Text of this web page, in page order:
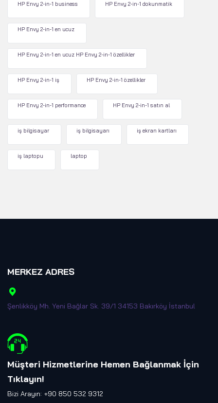
HP Envy 2-in-1 business HP Envy 2-in-1 dokunmatik
HP Envy 2-in-1 en ucuz
HP Envy 2-in-1 en ucuz HP Envy 2-in-1 özellikler
HP Envy 2-in-1 iş HP Envy 2-in-1 özellikler
HP Envy 2-in-1 performance HP Envy 2-in-1 satın al
iş bilgisayar iş bilgisayarı iş ekran kartları
iş laptopu laptop
MERKEZ ADRES
Şenlikköy Mh. Yeni Bağlar Sk. 39/1 34153 Bakırköy İstanbul
Müşteri Hizmetlerine Hemen Bağlanmak İçin
Tıklayın!
Bizi Arayın: +90 850 532 9312